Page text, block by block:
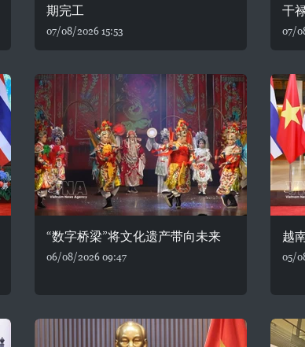
期完工
07/08/2026 15:53
干
07/
“数字桥梁”将文化遗产带向未来
06/08/2026 09:47
越
05/